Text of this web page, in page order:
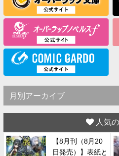
人気
【8月刊（8月20
日発売）】表紙と